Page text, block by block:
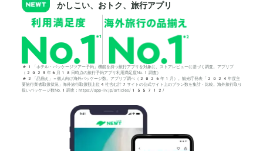
かしこい、おトク、旅行アプリ
*1「ホテル・パッケージツアー予約」機能を持つ旅行アプリを対象に、ストアレビューに基づく調査。アプリブ
（2025年6月18日時点の旅行予約アプリ利用満足度No.1調査）
*2「品揃え」＝個人向け海外パッケージ数。アプリブ調べ（2026年1月）。観光庁発表「2024年度主
要旅行業者取扱状況」海外旅行取扱額上位4社含む計7サイトの公式サイト上のプラン数を集計・比較。海外旅行取り
扱いパッケージ数No.1調査：https://app-liv.jp/articles/155712/